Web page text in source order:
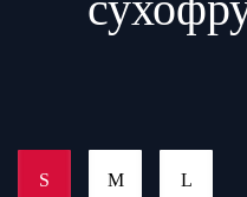
S M L